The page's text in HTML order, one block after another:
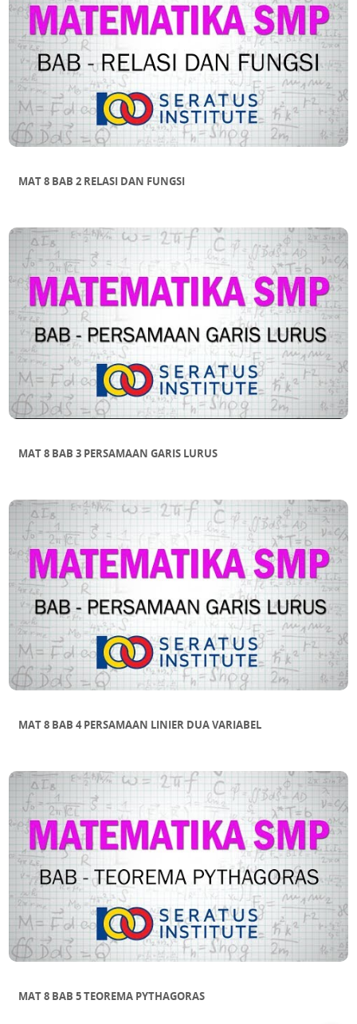
MAT 8 BAB 2 RELASI DAN FUNGSI
MAT 8 BAB 3 PERSAMAAN GARIS LURUS
MAT 8 BAB 4 PERSAMAAN LINIER DUA VARIABEL
MAT 8 BAB 5 TEOREMA PYTHAGORAS